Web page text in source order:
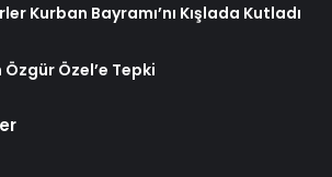
Kurban Bayramı’nı Kışlada Kutladı
Özgür Özel’e Tepki